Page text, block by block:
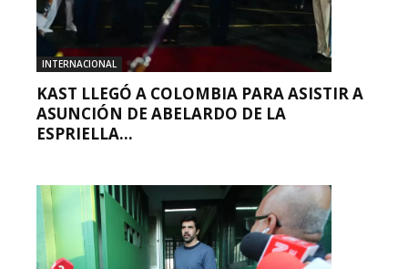
INTERNACIONAL
KAST LLEGÓ A COLOMBIA PARA ASISTIR A
ASUNCIÓN DE ABELARDO DE LA
ESPRIELLA...